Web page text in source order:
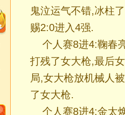
鬼泣运气不错,冰柱
赐2:0进入4强.
个人赛8进4:鞠春
打残了女大枪,最后
局,女大枪放机械人
了女大枪.
个人赛8进4:金太